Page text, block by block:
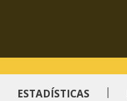
ESTADÍSTICAS |